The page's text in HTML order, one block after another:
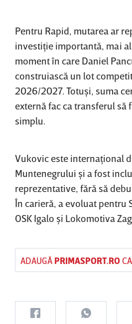
Pentru Rapid, mutarea ar
investiţie importantă, mai
moment în care Daniel
construiască un lot
2026/2027. Totuşi, suma
externă fac ca transferul să
simplu.
Vukovic este internaţional
Muntenegrului şi a fost
reprezentative, fără să
În carieră, a evoluat pentru
OSK Igalo şi Lokomotiva
ADAUGĂ PRIMASPORT.RO